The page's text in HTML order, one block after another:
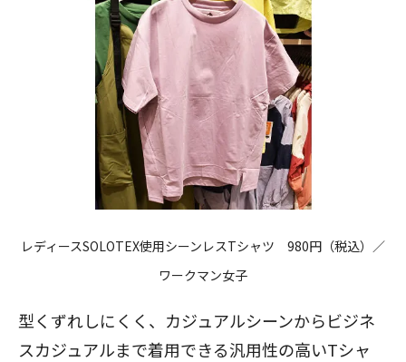
レディースSOLOTEX使用シーンレスTシャツ 980円（税込）／
ワークマン女子
型くずれしにくく、カジュアルシーンからビジネ
スカジュアルまで着用できる汎用性の高いTシャ